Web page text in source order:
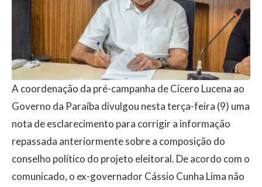
A coordenação da pré-campanha de Cícero Lucena ao
Governo da Paraíba divulgou nesta terça-feira (9) uma
nota de esclarecimento para corrigir a informação
repassada anteriormente sobre a composição do
conselho político do projeto eleitoral. De acordo com o
comunicado, o ex-governador Cássio Cunha Lima não